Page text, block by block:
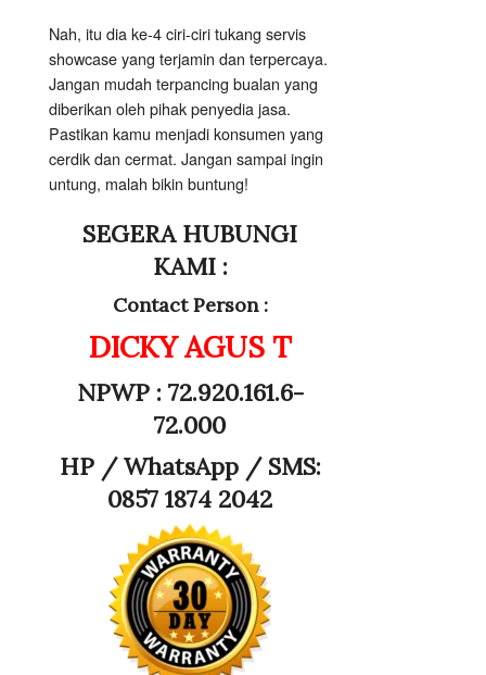
Nah, itu dia ke-4 ciri-ciri tukang servis
showcase yang terjamin dan terpercaya.
Jangan mudah terpancing bualan yang
diberikan oleh pihak penyedia jasa.
Pastikan kamu menjadi konsumen yang
cerdik dan cermat. Jangan sampai ingin
untung, malah bikin buntung!
SEGERA HUBUNGI
KAMI :
Contact Person :
DICKY AGUS T
NPWP : 72.920.161.6-
72.000
HP /WhatsApp / SMS:
0857 1874 2042